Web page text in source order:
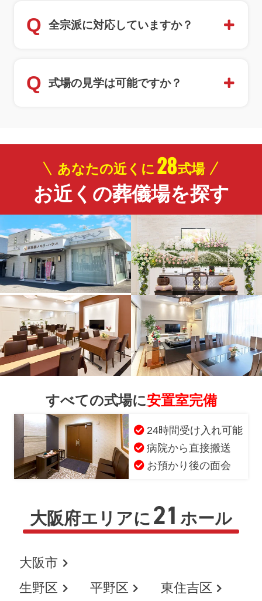
Q 全宗派に対応していますか？
Q 式場の見学は可能ですか？
あなたの近くに 28式場
お近くの葬儀場を探す
すべての式場に安置室完備
24時間受け入れ可能
病院から直接搬送
お預かり後の面会
大阪府エリアに 21 ホール
大阪市
生野区
平野区
東住吉区